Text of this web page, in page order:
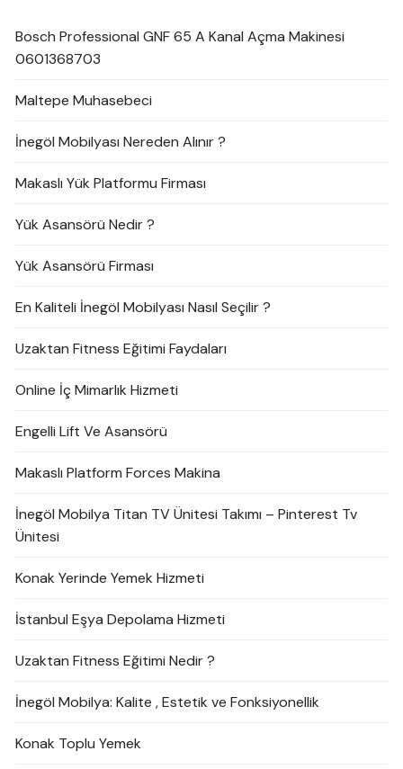
Bosch Professional GNF 65 A Kanal Açma Makinesi
0601368703
Maltepe Muhasebeci
İnegöl Mobilyası Nereden Alınır ?
Makaslı Yük Platformu Firması
Yük Asansörü Nedir ?
Yük Asansörü Firması
En Kaliteli İnegöl Mobilyası Nasıl Seçilir ?
Uzaktan Fitness Eğitimi Faydaları
Online İç Mimarlık Hizmeti
Engelli Lift Ve Asansörü
Makaslı Platform Forces Makina
İnegöl Mobilya Titan TV Ünitesi Takımı – Pinterest Tv
Ünitesi
Konak Yerinde Yemek Hizmeti
İstanbul Eşya Depolama Hizmeti
Uzaktan Fitness Eğitimi Nedir ?
İnegöl Mobilya: Kalite , Estetik ve Fonksiyonellik
Konak Toplu Yemek